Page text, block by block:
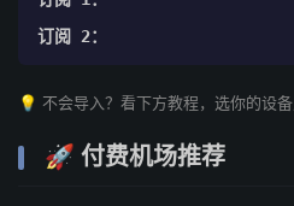
订阅 2：
💡 不会导入？看下方教程，选你的设备
🚀 付费机场推荐